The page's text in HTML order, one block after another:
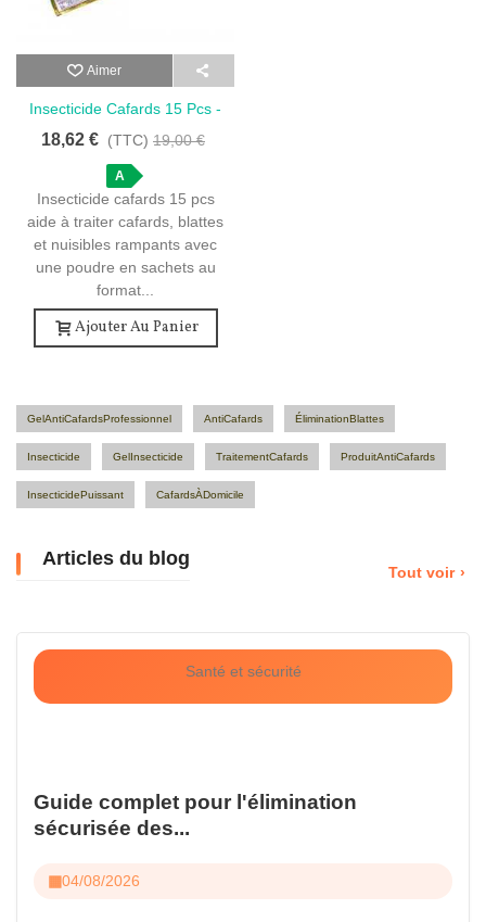
Aimer
Insecticide Cafards 15 Pcs -
Poudre Anti Blattes Maison
18,62 € (TTC) 19,00 €
A
Insecticide cafards 15 pcs
aide à traiter cafards, blattes
et nuisibles rampants avec
une poudre en sachets au
format...
Ajouter Au Panier
GelAntiCafardsProfessionnel AntiCafards ÉliminationBlattes
Insecticide GelInsecticide TraitementCafards ProduitAntiCafards
InsecticidePuissant CafardsÀDomicile
Articles du blog
Tout voir
Santé et sécurité
Guide complet pour l'élimination
sécurisée des...
04/08/2026